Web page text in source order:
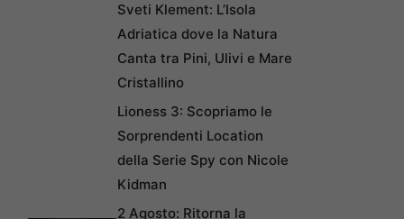
Sveti Klement: L’Isola
Adriatica dove la Natura
Canta tra Pini, Ulivi e Mare
Cristallino
Lioness 3: Scopriamo le
Sorprendenti Location
della Serie Spy con Nicole
Kidman
2 Agosto: Ritorna la